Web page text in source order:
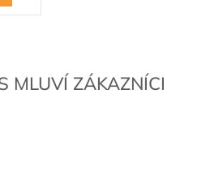
MLUVÍ ZÁKAZNÍCI